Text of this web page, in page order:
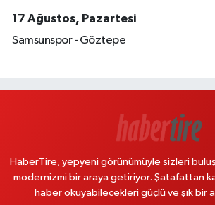
17 Ağustos, Pazartesi
Samsunspor - Göztepe
HaberTire, yepyeni görünümüyle sizleri
modernizmi bir araya getiriyor. Şatafattan
haber okuyabilecekleri güçlü ve şık bir